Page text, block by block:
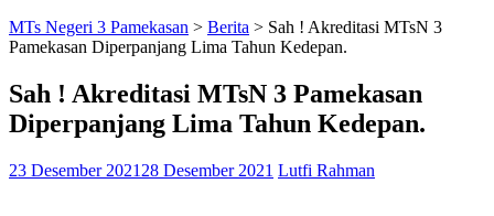
MTs Negeri 3 Pamekasan > Berita > Sah ! Akreditasi MTsN 3
Pamekasan Diperpanjang Lima Tahun Kedepan.
Sah ! Akreditasi MTsN 3 Pamekasan
Diperpanjang Lima Tahun Kedepan.
23 Desember 2021 28 Desember 2021 Lutfi Rahman